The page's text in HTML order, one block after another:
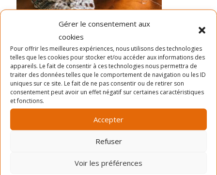
Gérer le consentement aux
cookies
Pour offrir les meilleures expériences, nous utilisons des technologies
telles que les cookies pour stocker et/ou accéder aux informations des
appareils. Le fait de consentir à ces technologies nous permettra de
traiter des données telles que le comportement de navigation ou les ID
uniques sur ce site. Le fait de ne pas consentir ou de retirer son
consentement peut avoir un effet négatif sur certaines caractéristiques
et fonctions.
Accepter
Refuser
Voir les préférences
Dernières nouvelles
La période d’inscription automne 2026
Camp de jour été- distribution des chandails et
cartes
Inscription Été 2026